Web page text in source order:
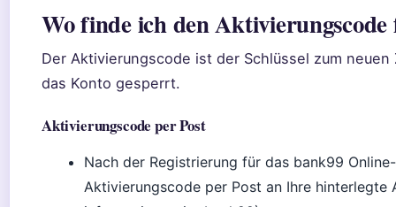
Wo finde ich den
Der Aktivierungscode ist der Schlüssel zum
das Konto gesperrt.
Aktivierungscode per Post
Nach der Registrierung für das bank99
Aktivierungscode per Post an Ihre hinterlegte